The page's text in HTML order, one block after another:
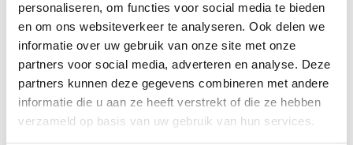
personaliseren, om functies voor social media te bieden
en om ons websiteverkeer te analyseren. Ook delen we
informatie over uw gebruik van onze site met onze
partners voor social media, adverteren en analyse. Deze
partners kunnen deze gegevens combineren met andere
informatie die u aan ze heeft verstrekt of die ze hebben
verzameld op basis van uw gebruik van hun services.
Geen hypoallergene voeding zonder advies: Alleen
gebruiken op advies van arts of diëtist.
Wanneer moet je naar de